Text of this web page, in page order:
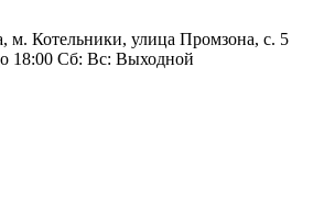
м. Котельники, улица Промзона, с. 5
18:00 Сб: Вс: Выходной